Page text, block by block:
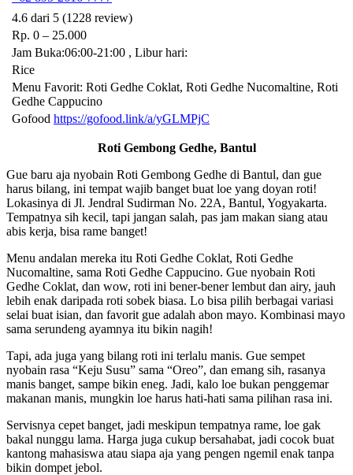
4.6 dari 5 (1228 review)
Rp. 0 – 25.000
Jam Buka:06:00-21:00 , Libur hari:
Rice
Menu Favorit: Roti Gedhe Coklat, Roti Gedhe Nucomaltine, Roti
Gedhe Cappucino
Gofood https://gofood.link/a/yGLMPjC
Roti Gembong Gedhe, Bantul
Gue baru aja nyobain Roti Gembong Gedhe di Bantul, dan gue
harus bilang, ini tempat wajib banget buat loe yang doyan roti!
Lokasinya di Jl. Jendral Sudirman No. 22A, Bantul, Yogyakarta.
Tempatnya sih kecil, tapi jangan salah, pas jam makan siang atau
abis kerja, bisa rame banget!
Menu andalan mereka itu Roti Gedhe Coklat, Roti Gedhe
Nucomaltine, sama Roti Gedhe Cappucino. Gue nyobain Roti
Gedhe Coklat, dan wow, roti ini bener-bener lembut dan airy, jauh
lebih enak daripada roti sobek biasa. Lo bisa pilih berbagai variasi
selai buat isian, dan favorit gue adalah abon mayo. Kombinasi mayo
sama serundeng ayamnya itu bikin nagih!
Tapi, ada juga yang bilang roti ini terlalu manis. Gue sempet
nyobain rasa “Keju Susu” sama “Oreo”, dan emang sih, rasanya
manis banget, sampe bikin eneg. Jadi, kalo loe bukan penggemar
makanan manis, mungkin loe harus hati-hati sama pilihan rasa ini.
Servisnya cepet banget, jadi meskipun tempatnya rame, loe gak
bakal nunggu lama. Harga juga cukup bersahabat, jadi cocok buat
kantong mahasiswa atau siapa aja yang pengen ngemil enak tanpa
bikin dompet jebol.